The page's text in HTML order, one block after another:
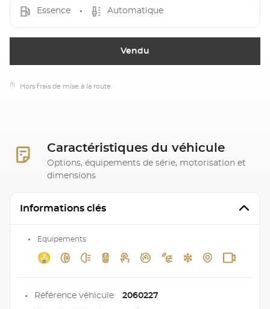
Essence Automatique
Vendu
(1) Hors frais de mise à la route.
Caractéristiques du véhicule
Options, équipements de série, motorisation et
dimensions
Informations clés
Equipements
Référence véhicule 2060227